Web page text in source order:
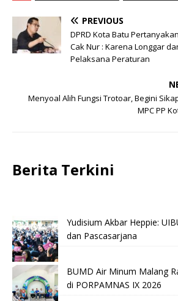
PREVIOUS
DPRD Kota Batu
Cak Nur : Karena Longgar
Pelaksana Peraturan
Menyoal Alih Fungsi Trotoar, Begini
MPC PP
Berita Terkini
Yudisium Akbar Heppie:
dan Pascasarjana
BUMD Air Minum Malang
di PORPAMNAS IX 2026